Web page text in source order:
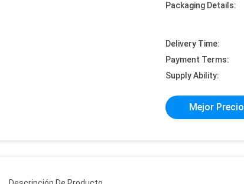
Packaging Details:
Delivery Time:
Payment Terms:
Supply Ability:
Mejor Precio